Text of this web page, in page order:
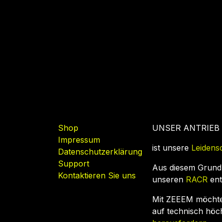
Shop
Impressum
Datenschutzerklärung
Support
Kontaktieren Sie uns
UNSER ANTRIEB
ist unsere
Aus diesem
unseren RACR
Mit ZEEEM
auf technisch